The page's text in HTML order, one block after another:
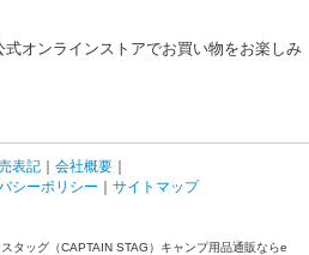
オンラインストアでお買い物をお楽しみ
表記 ｜ 会社概要 ｜
シーポリシー ｜ サイトマップ
タッグ（CAPTAIN STAG）キャンプ用品通販ならe